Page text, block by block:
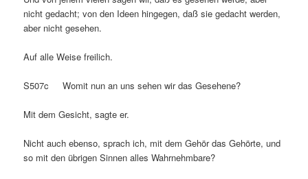
nicht gedacht; von den Ideen hingegen, daß sie gedacht werden,
aber nicht gesehen.
Auf alle Weise freilich.
S507c Womit nun an uns sehen wir das Gesehene?
Mit dem Gesicht, sagte er.
Nicht auch ebenso, sprach ich, mit dem Gehör das Gehörte, und
so mit den übrigen Sinnen alles Wahrnehmbare?